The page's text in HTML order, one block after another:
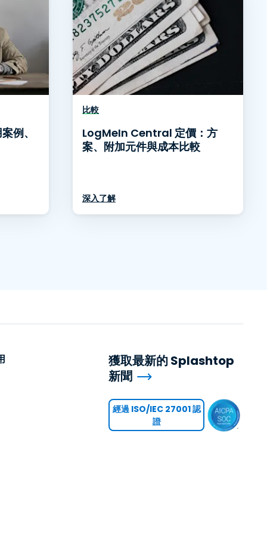
例、
比較
LogMeIn Central 定價：方
案、附加元件與成本比較
深入了解
獲取最新的 Splashtop
新聞
經過 ISO/IEC 27001 認
證